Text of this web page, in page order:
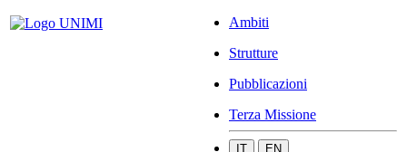
Ambiti
Strutture
Pubblicazioni
Terza Missione
IT EN